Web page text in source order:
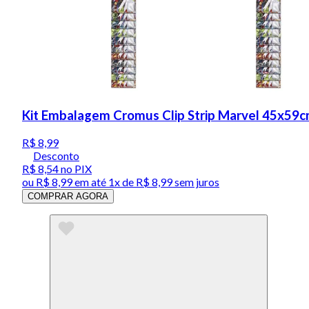
Kit Embalagem Cromus Clip Strip Marvel
R$ 8,99
Desconto
R$ 8,54no PIX
ou R$ 8,99em até 1x de R$ 8,99sem juros
COMPRAR AGORA